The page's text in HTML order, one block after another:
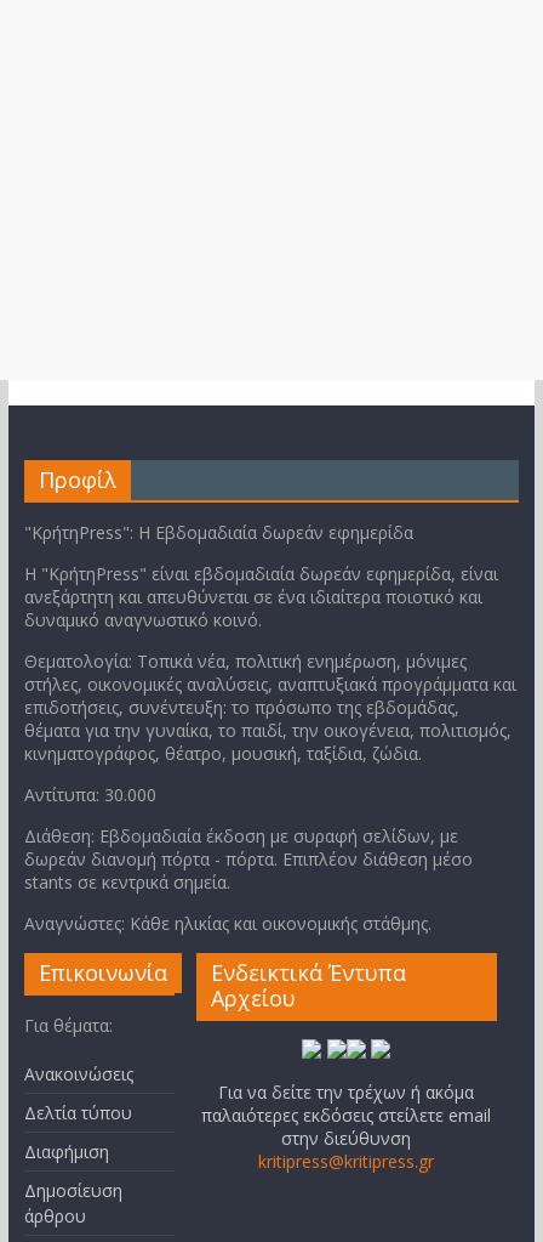
Προφίλ
"ΚρήτηPress": Η Εβδομαδιαία δωρεάν εφημερίδα
Η "ΚρήτηPress" είναι εβδομαδιαία δωρεάν εφημερίδα, είναι
ανεξάρτητη και απευθύνεται σε ένα ιδιαίτερα ποιοτικό και
δυναμικό αναγνωστικό κοινό.
Θεματολογία: Τοπικά νέα, πολιτική ενημέρωση, μόνιμες
στήλες, οικονομικές αναλύσεις, αναπτυξιακά προγράμματα και
επιδοτήσεις, συνέντευξη: το πρόσωπο της εβδομάδας,
θέματα για την γυναίκα, το παιδί, την οικογένεια, πολιτισμός,
κινηματογράφος, θέατρο, μουσική, ταξίδια, ζώδια.
Αντίτυπα: 30.000
Διάθεση: Εβδομαδιαία έκδοση με συραφή σελίδων, με
δωρεάν διανομή πόρτα - πόρτα. Επιπλέον διάθεση μέσο
stants σε κεντρικά σημεία.
Αναγνώστες: Κάθε ηλικίας και οικονομικής στάθμης.
Επικοινωνία
Για θέματα:
Ανακοινώσεις
Δελτία τύπου
Διαφήμιση
Δημοσίευση
άρθρου
Ενδεικτικά Έντυπα
Αρχείου
Για να δείτε την τρέχων ή ακόμα
παλαιότερες εκδόσεις στείλετε email
στην διεύθυνση
kritipress@kritipress.gr